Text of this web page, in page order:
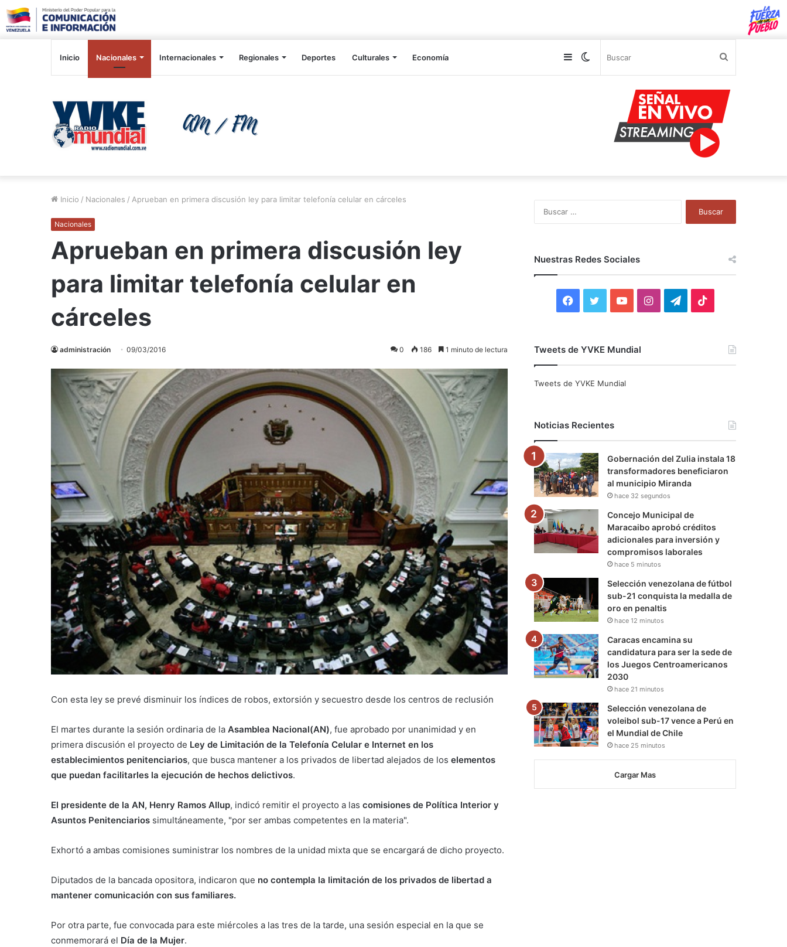
Inicio Nacionales Internacionales Regionales Deportes Culturales Economía Switch
Sidebar
Inicio / Nacionales / Aprueban en primera discusión ley para limitar telefonía celular en cárceles
Nacionales
Aprueban en primera discusión ley
para limitar telefonía celular en
cárceles
administración 09/03/2016 0 186 1 minuto de lectura
Con esta ley se prevé disminuir los índices de robos, extorsión y secuestro desde los centros de reclusión
El martes durante la sesión ordinaria de la Asamblea Nacional(AN), fue aprobado por unanimidad y en
primera discusión el proyecto de Ley de Limitación de la Telefonía Celular e Internet en los
establecimientos penitenciarios, que busca mantener a los privados de libertad alejados de los elementos
que puedan facilitarles la ejecución de hechos delictivos.
El presidente de la AN, Henry Ramos Allup, indicó remitir el proyecto a las comisiones de Política Interior y
Asuntos Penitenciarios simultáneamente, "por ser ambas competentes en la materia".
Exhortó a ambas comisiones suministrar los nombres de la unidad mixta que se encargará de dicho proyecto.
Diputados de la bancada opositora, indicaron que no contempla la limitación de los privados de libertad a
mantener comunicación con sus familiares.
Por otra parte, fue convocada para este miércoles a las tres de la tarde, una sesión especial en la que se
conmemorará el Día de la Mujer.
Nuestras Redes Sociales
F
c
o
k
i
r
Y
u
e
I
r
a
m
T
a
m
Tweets de YVKE Mundial
Tweets de YVKE Mundial
Noticias Recientes
Gobernación del Zulia instala 18
transformadores beneficiaron
al municipio Miranda
hace 32 segundos
Concejo Municipal de
Maracaibo aprobó créditos
adicionales para inversión y
compromisos laborales
hace 5 minutos
Selección venezolana de fútbol
sub-21 conquista la medalla de
oro en penaltis
hace 12 minutos
Caracas encamina su
candidatura para ser la sede de
los Juegos Centroamericanos
2030
hace 21 minutos
Selección venezolana de
voleibol sub-17 vence a Perú en
el Mundial de Chile
hace 25 minutos
Cargar Mas